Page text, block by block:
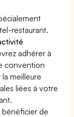
restaurant.
adhérer à
convention
meilleure
liées à votre
de